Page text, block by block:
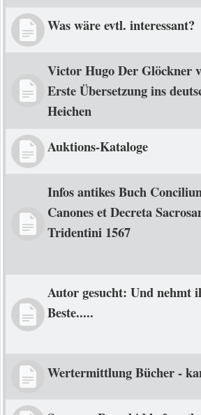
Was wäre evtl. interessant?
Victor Hugo Der Glöckner
Erste Übersetzung ins
Heichen
Auktions-Kataloge
Infos antikes Buch
Canones et Decreta
Tridentini 1567
Autor gesucht: Und nehmt
Beste.....
Wertermittlung Bücher -